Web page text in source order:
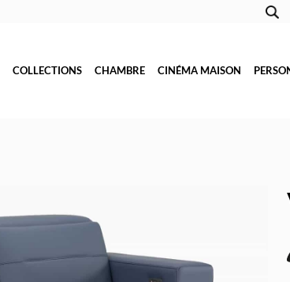
COLLECTIONS CHAMBRE CINÉMA MAISON